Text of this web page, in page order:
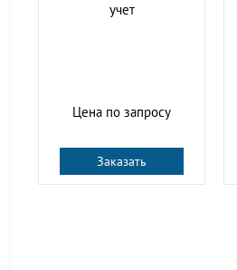
учет
Цена по запросу
Заказать